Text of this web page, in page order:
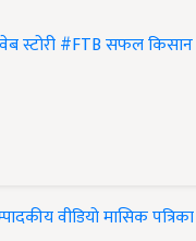
वेब स्टोरी#FTBसफल किसान
वीडियोमासिक पत्रिका